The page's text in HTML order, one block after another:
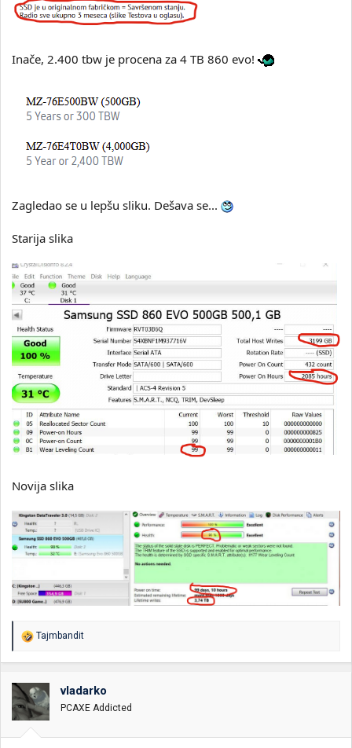
Inače, 2.400 tbw je procena za 4 TB 860 evo!
Zagledao se u lepšu sliku. Dešava se...
Starija slika
Novija slika
R
a
o
v
a
n
Tajmbandit
vladarko
PCAXE Addicted